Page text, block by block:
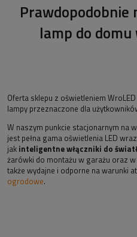
Prawdopodobnie
lamp do
Oferta sklepu z oświetleniem
lampy przeznaczone dla
W naszym punkcie stacjonarnym na
jest pełna gama oświetlenia LED
jak inteligentne włączniki do
żarówki do montażu w garażu oraz
także wydajne i odporne na warunki
ogrodowe.